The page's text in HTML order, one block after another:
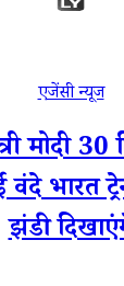
एजेंसी न्यूज
मोदी
भारत
झंडी